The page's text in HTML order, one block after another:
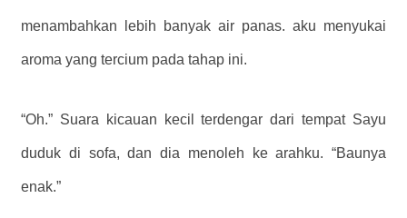
menambahkan lebih banyak air panas. aku menyukai
aroma yang tercium pada tahap ini.
“Oh.” Suara kicauan kecil terdengar dari tempat Sayu
duduk di sofa, dan dia menoleh ke arahku. “Baunya
enak.”